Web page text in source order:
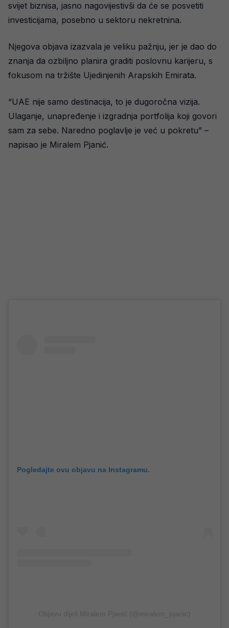
svijet biznisa, jasno nagovijestivši da će se posvetiti
investicijama, posebno u sektoru nekretnina.
Njegova objava izazvala je veliku pažnju, jer je dao do
znanja da ozbiljno planira graditi poslovnu karijeru, s
fokusom na tržište Ujedinjenih Arapskih Emirata.
“UAE nije samo destinacija, to je dugoročna vizija.
Ulaganje, unapređenje i izgradnja portfolija koji govori
sam za sebe. Naredno poglavlje je već u pokretu” –
napisao je Miralem Pjanić.
Pogledajte ovu objavu na Instagramu.